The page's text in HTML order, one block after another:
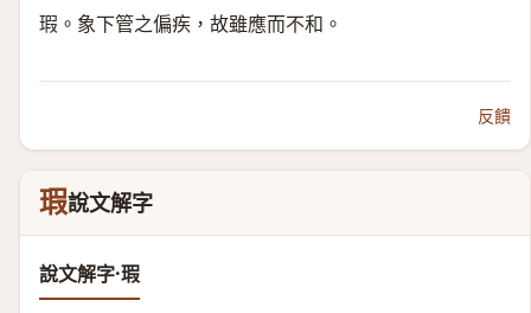
瑕。象下管之偏疾，故雖應而不和。
反饋
瑕說文解字
說文解字·瑕